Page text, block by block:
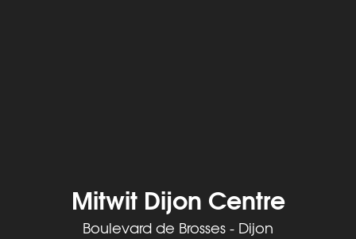
Mitwit Dijon Centre
Boulevard de Brosses - Dijon